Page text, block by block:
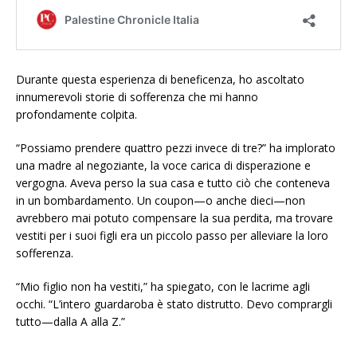
Durante questa esperienza di beneficenza, ho ascoltato
innumerevoli storie di sofferenza che mi hanno
profondamente colpita.
“Possiamo prendere quattro pezzi invece di tre?” ha implorato
una madre al negoziante, la voce carica di disperazione e
vergogna. Aveva perso la sua casa e tutto ciò che conteneva
in un bombardamento. Un coupon—o anche dieci—non
avrebbero mai potuto compensare la sua perdita, ma trovare
vestiti per i suoi figli era un piccolo passo per alleviare la loro
sofferenza.
“Mio figlio non ha vestiti,” ha spiegato, con le lacrime agli
occhi. “L’intero guardaroba è stato distrutto. Devo comprargli
tutto—dalla A alla Z.”